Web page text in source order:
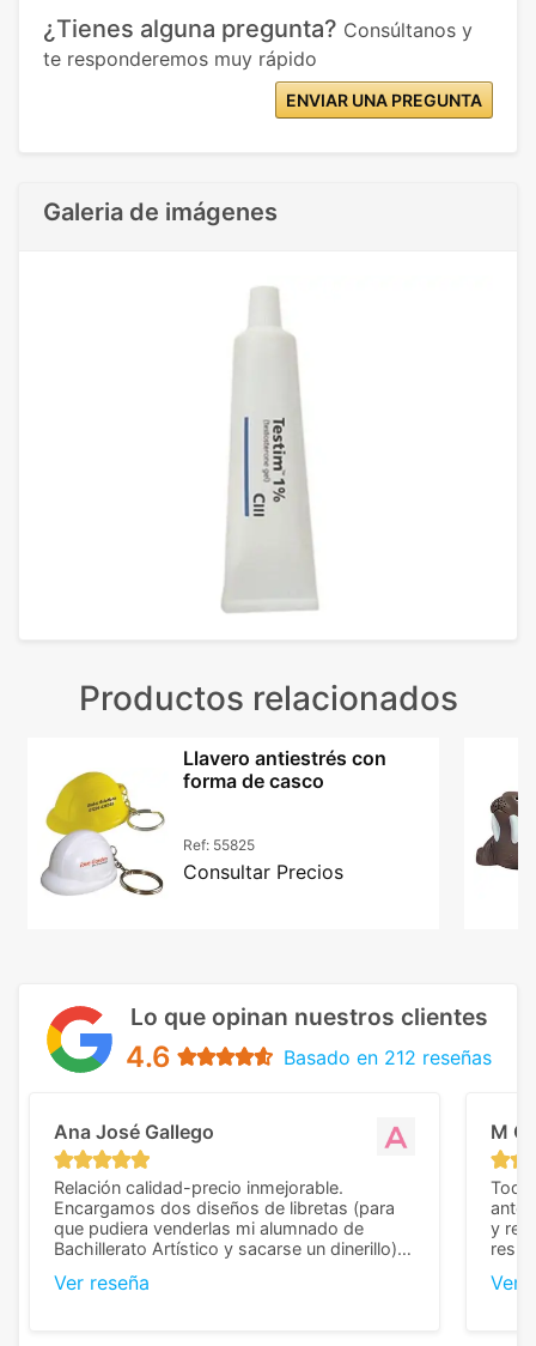
¿Tienes alguna pregunta? Consúltanos y
te responderemos muy rápido
ENVIAR UNA PREGUNTA
Galeria de imágenes
Productos relacionados
Llavero antiestrés con
forma de casco
Ref: 55825
Consultar Precios
Lo que opinan nuestros clientes
4.6 Basado en 212 reseñas
Ana José Gallego
Relación calidad-precio inmejorable.
Encargamos dos diseños de libretas (para
que pudiera venderlas mi alumnado de
Bachillerato Artístico y sacarse un dinerillo) y
diferencia, con libretas de muy buena calidad
Ver reseña
M C
Todo
y
Ver